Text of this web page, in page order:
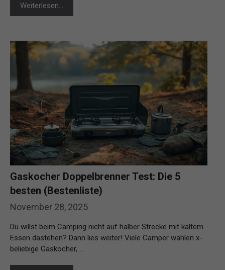
Weiterlesen…
November 28, 2025
Gaskocher Doppelbrenner Test: Die 5
besten (Bestenliste)
Du willst beim Camping nicht auf halber Strecke mit kaltem
Essen dastehen? Dann lies weiter! Viele Camper wählen x-
beliebige Gaskocher, …